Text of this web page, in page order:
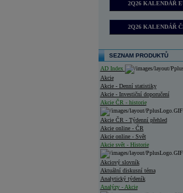
2Q26 KALENDÁŘ
2Q26 KALENDÁŘ
SEZNAM PRODUKTŮ
AD Index
Akcie
Akcie - Denní statistiky
Akcie - Investiční doporučení
Akcie ČR - historie
Akcie ČR - Týdenní přehled
Akcie online - ČR
Akcie online - Svět
Akcie svět - Historie
Akciový slovník
Aktuální diskusní téma
Analytický týdeník
Analýzy - Akcie